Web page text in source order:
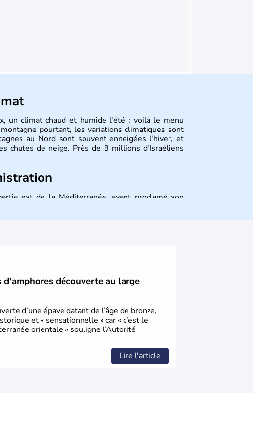
un climat chaud et humide l'été : voilà le menu
pourtant, les variations climatiques sont
au Nord sont souvent enneigées l'hiver, et
chutes de neige. Près de 8 millions d'Israéliens
est de la Méditerranée, ayant proclamé son
d'amphores découverte au large
d’une épave datant de l’âge de bronze,
et « sensationnelle » car « c’est le
orientale » souligne l’Autorité
Lire l'article